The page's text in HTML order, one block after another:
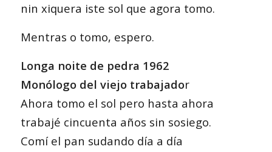
nin xiquera iste sol que agora tomo.
Mentras o tomo, espero.
Longa noite de pedra 1962
Monólogo del viejo trabajador
Ahora tomo el sol pero hasta ahora
trabajé cincuenta años sin sosiego.
Comí el pan sudando día a día